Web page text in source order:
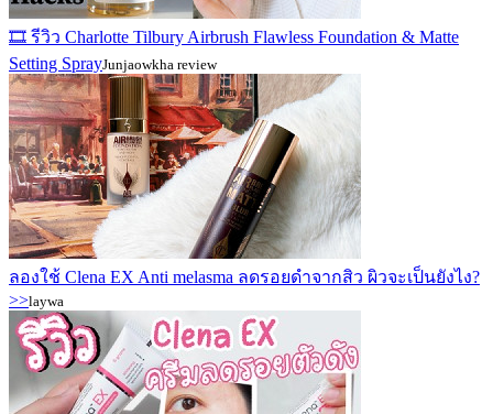
🎞️ รีวิว Charlotte Tilbury Airbrush Flawless Foundation & Matte
Setting SprayJunjaowkha review
ลองใช้ Clena EX Anti melasma ลดรอยดำจากสิว ผิวจะเป็นยังไง?
>>laywa